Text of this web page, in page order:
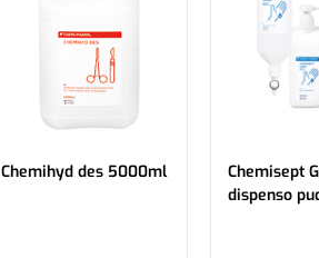
Chemihyd des 5000ml
Chemisept
dispenso